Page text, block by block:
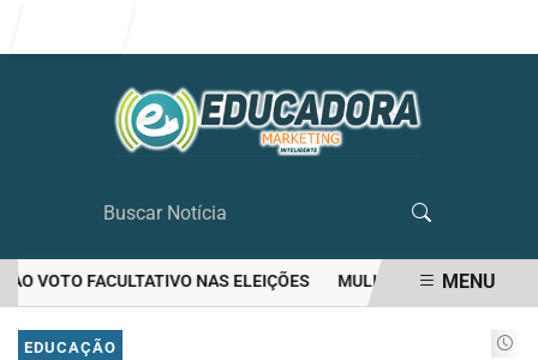
VOTO FACULTATIVO NAS ELEIÇÕES MULHER MATA O PRÓPRIO
EM ALTA
MENU
EDUCAÇÃO